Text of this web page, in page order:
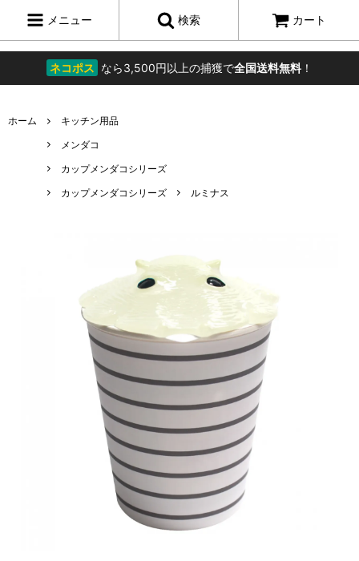
ネコポス なら3,500円以上の捕獲で全国送料無料！
メニュー 検索 カート
ホーム
キッチン用品
メンダコ
カップメンダコシリーズ
カップメンダコシリーズ
ルミナス